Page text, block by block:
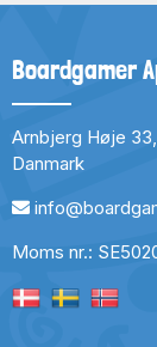
Boardgamer
Arnbjerg Høje
Danmark
Moms nr.: